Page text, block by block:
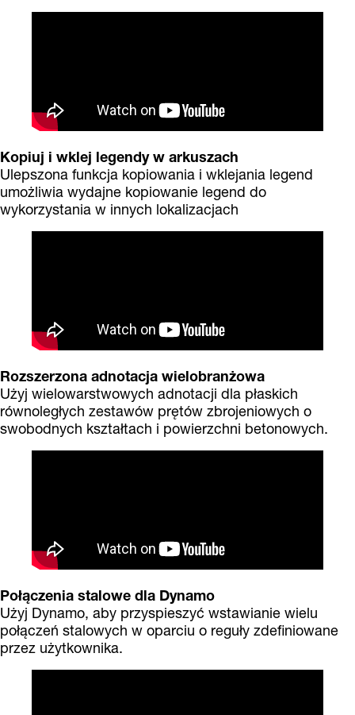
Kopiuj i wklej legendy w arkuszach
Ulepszona funkcja kopiowania i wklejania legend
umożliwia wydajne kopiowanie legend do
wykorzystania w innych lokalizacjach
Rozszerzona adnotacja wielobranżowa
Użyj wielowarstwowych adnotacji dla płaskich
równoległych zestawów prętów zbrojeniowych o
swobodnych kształtach i powierzchni betonowych.
Połączenia stalowe dla Dynamo
Użyj Dynamo, aby przyspieszyć wstawianie wielu
połączeń stalowych w oparciu o reguły zdefiniowane
przez użytkownika.